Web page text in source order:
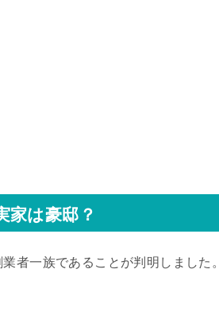
家は豪邸？
者一族であることが判明しました。